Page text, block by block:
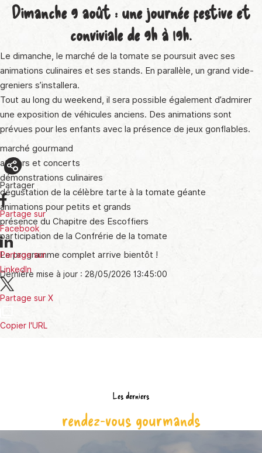
Dimanche 9 août : une journée festive et
conviviale de 9h à 19h.
Le dimanche, le marché de la tomate se poursuit avec ses
animations culinaires et ses stands. En parallèle, un grand vide-
greniers s’installera.
Tout au long du weekend, il sera possible également d’admirer
une exposition de véhicules anciens. Des animations sont
prévues pour les enfants avec la présence de jeux gonflables.
marché gourmand
ateliers et concerts
démonstrations culinaires
dégustation de la célèbre tarte à la tomate géante
animations pour petits et grands
présence du Chapitre des Escoffiers
participation de la Confrérie de la tomate
Le programme complet arrive bientôt !
Dernière mise à jour : 28/05/2026 13:45:00
Partager
Partage sur
Facebook
Partage sur
LinkedIn
Partage sur X
Copier l'URL
Les derniers
rendez-vous gourmands